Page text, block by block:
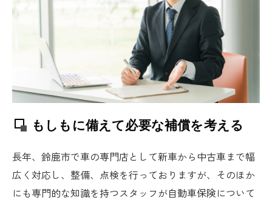
もしもに備えて必要な補償を考える
長年、鈴鹿市で車の専門店として新車から中古車まで幅
広く対応し、整備、点検を行っておりますが、そのほか
にも専門的な知識を持つスタッフが自動車保険について